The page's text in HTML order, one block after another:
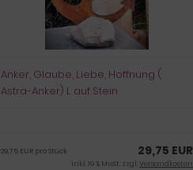
Anker, Glaube, Liebe, Hoffnung (
Astra-Anker) L auf Stein
29,75 EUR
29,75 EUR pro Stück
inkl. 19 % MwSt. zzgl.Versandkosten